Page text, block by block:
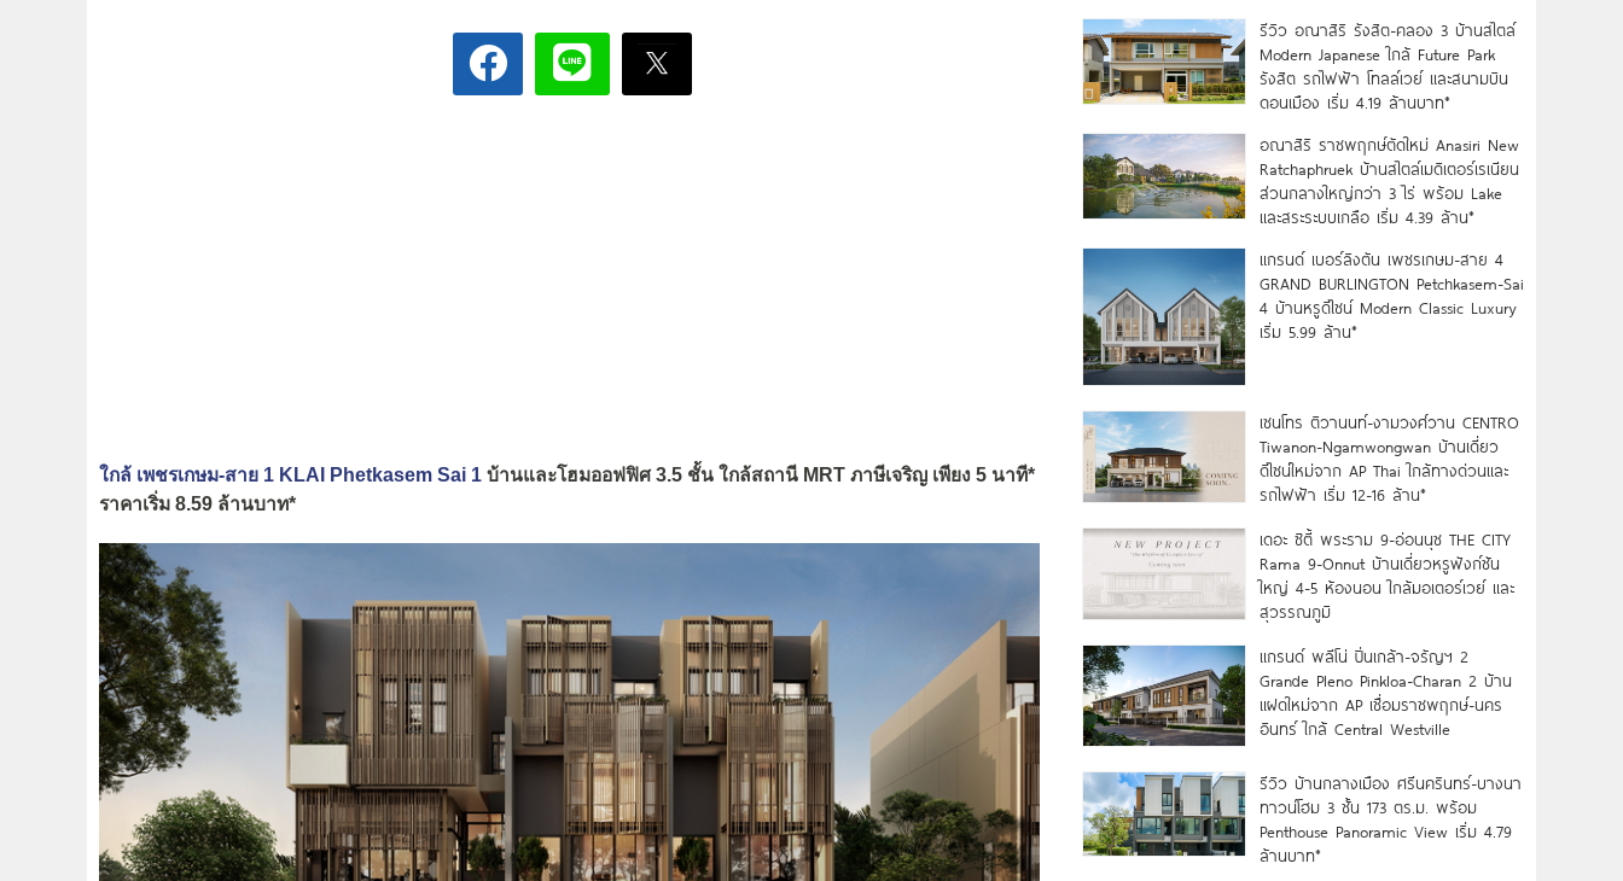
ใกล้ เพชรเกษม-สาย 1 KLAI Phetkasem Sai 1 บ้านและโฮมออฟฟิศ 3.5 ชั้น ใกล้สถานี MRT ภาษีเจริญ เพียง 5 นาที*
ราคาเริ่ม 8.59 ล้านบาท*
รีวิว อณาสิริ รังสิต-คลอง 3 บ้านสไตล์
Modern Japanese ใกล้ Future Park
รังสิต รถไฟฟ้า โทลล์เวย์ และสนามบิน
ดอนเมือง เริ่ม 4.19 ล้านบาท*
อณาสิริ ราชพฤกษ์ตัดใหม่ Anasiri New
Ratchaphruek บ้านสไตล์เมดิเตอร์เรเนียน
ส่วนกลางใหญ่กว่า 3 ไร่ พร้อม Lake
และสระระบบเกลือ เริ่ม 4.39 ล้าน*
แกรนด์ เบอร์ลิงตัน เพชรเกษม-สาย 4
GRAND BURLINGTON Petchkasem-Sai
4 บ้านหรูดีไซน์ Modern Classic Luxury
เริ่ม 5.99 ล้าน*
เซนโทร ติวานนท์-งามวงศ์วาน CENTRO
Tiwanon-Ngamwongwan บ้านเดี่ยว
ดีไซน์ใหม่จาก AP Thai ใกล้ทางด่วนและ
รถไฟฟ้า เริ่ม 12-16 ล้าน*
เดอะ ซิตี้ พระราม 9-อ่อนนุช THE CITY
Rama 9-Onnut บ้านเดี่ยวหรูฟังก์ชัน
ใหญ่ 4-5 ห้องนอน ใกล้มอเตอร์เวย์ และ
สุวรรณภูมิ
แกรนด์ พลีโน่ ปิ่นเกล้า-จรัญฯ 2
Grande Pleno Pinkloa-Charan 2 บ้าน
แฝดใหม่จาก AP เชื่อมราชพฤกษ์-นคร
อินทร์ ใกล้ Central Westville
รีวิว บ้านกลางเมือง ศรีนครินทร์-บางนา
ทาวน์โฮม 3 ชั้น 173 ตร.ม. พร้อม
Penthouse Panoramic View เริ่ม 4.79
ล้านบาท*